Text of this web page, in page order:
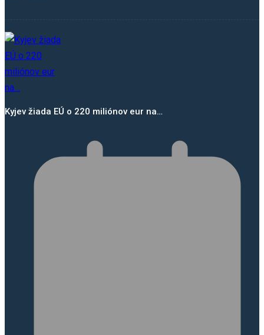
Kyjev žiada EÚ o 220 miliónov eur na…